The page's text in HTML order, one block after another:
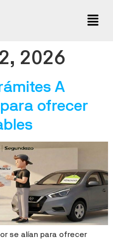
2026
A
ofrecer
se alían para ofrecer